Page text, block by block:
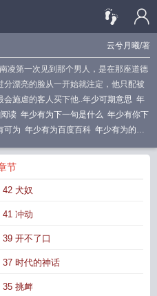
云兮月曦/著
凌第一次见到那个男人，是在那座道德
漂亮的脸从一开始就注定，他只配被
施虐的客人买下他..年少可期意思 年
读 年少有为下一句是什么 年少有你下
可为 年少有为百度百科 年少有为的意
思
什么年少有为不可悲什么歌
年少有时是哪首歌的歌词
局是什么
节
42 犬奴
41 冲动
39 开不了口
37 时代的神话
35 挑衅